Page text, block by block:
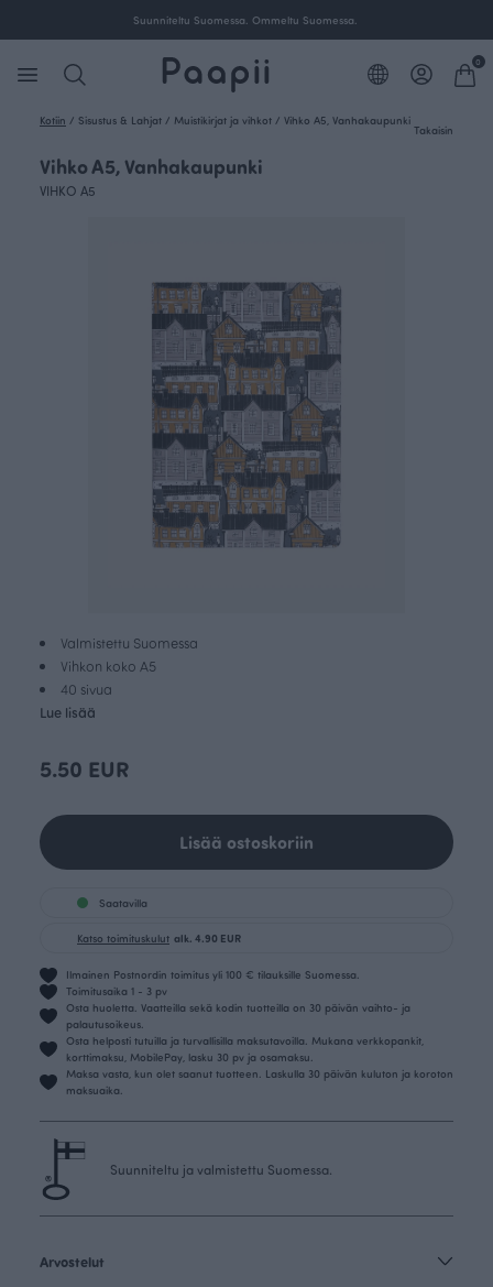
Suunniteltu Suomessa. Ommeltu Suomessa.
0
Kotiin / Sisustus & Lahjat / Muistikirjat ja vihkot / Vihko A5, Vanhakaupunki
Takaisin
Vihko A5, Vanhakaupunki
VIHKO A5
Valmistettu Suomessa
Vihkon koko A5
40 sivua
Lue lisää
5.50 EUR
Lisää ostoskoriin
Saatavilla
Katso toimituskulut alk. 4.90 EUR
Ilmainen Postnordin toimitus yli 100 € tilauksille Suomessa.
Toimitusaika 1 - 3 pv
Osta huoletta. Vaatteilla sekä kodin tuotteilla on 30 päivän vaihto- ja
palautusoikeus.
Osta helposti tutuilla ja turvallisilla maksutavoilla. Mukana verkkopankit,
korttimaksu, MobilePay, lasku 30 pv ja osamaksu.
Maksa vasta, kun olet saanut tuotteen. Laskulla 30 päivän kuluton ja koroton
maksuaika.
Suunniteltu ja valmistettu Suomessa.
Arvostelut